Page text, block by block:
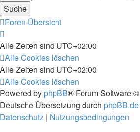
Foren-Übersicht
Alle Zeiten sind UTC+02:00
Alle Cookies löschen
Alle Zeiten sind UTC+02:00
Alle Cookies löschen
Powered by phpBB® Forum Software
Deutsche Übersetzung durch phpBB.de
Datenschutz | Nutzungsbedingungen